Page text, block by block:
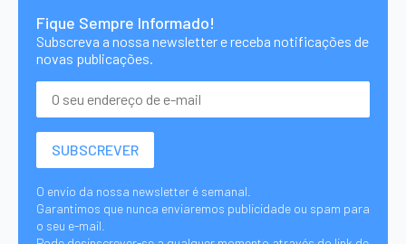
Fique Sempre Informado!
Subscreva a nossa newsletter e receba notificações de
novas publicações.
O envio da nossa newsletter é semanal.
Garantimos que nunca enviaremos publicidade ou spam para
o seu e-mail.